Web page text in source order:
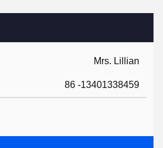
Mrs. Lillian
86 -13401338459